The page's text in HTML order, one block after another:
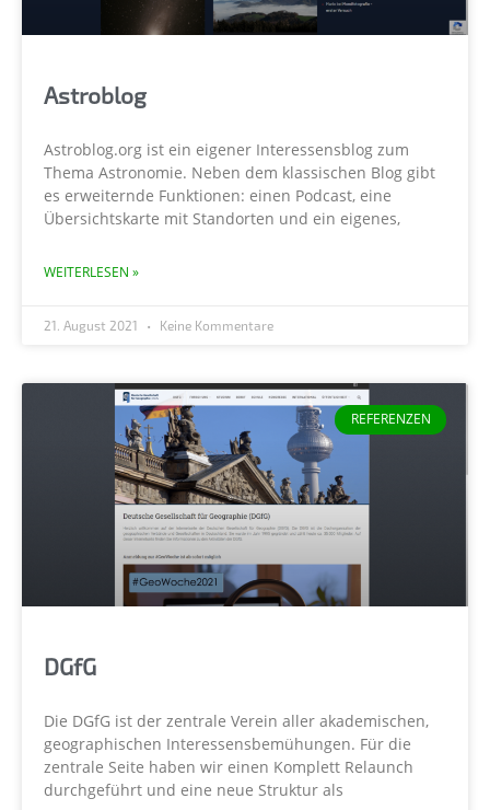
Astroblog
Astroblog.org ist ein eigener Interessensblog zum
Thema Astronomie. Neben dem klassischen Blog gibt
es erweiternde Funktionen: einen Podcast, eine
Übersichtskarte mit Standorten und ein eigenes,
WEITERLESEN »
21. August 2021 Keine Kommentare
REFERENZEN
DGfG
Die DGfG ist der zentrale Verein aller akademischen,
geographischen Interessensbemühungen. Für die
zentrale Seite haben wir einen Komplett Relaunch
durchgeführt und eine neue Struktur als